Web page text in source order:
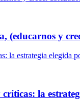
(educarnos y
la